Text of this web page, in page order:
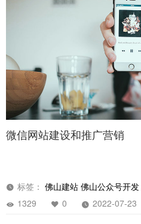
电商学院
微信网站建设和推广营销
标签： 佛山建站 佛山公众号开发
1329
0 2022-07-23